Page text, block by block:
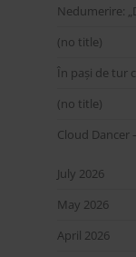
Nedumerire:
(no title)
În pași de tur
(no title)
Cloud Dancer
July 2026
May 2026
April 2026